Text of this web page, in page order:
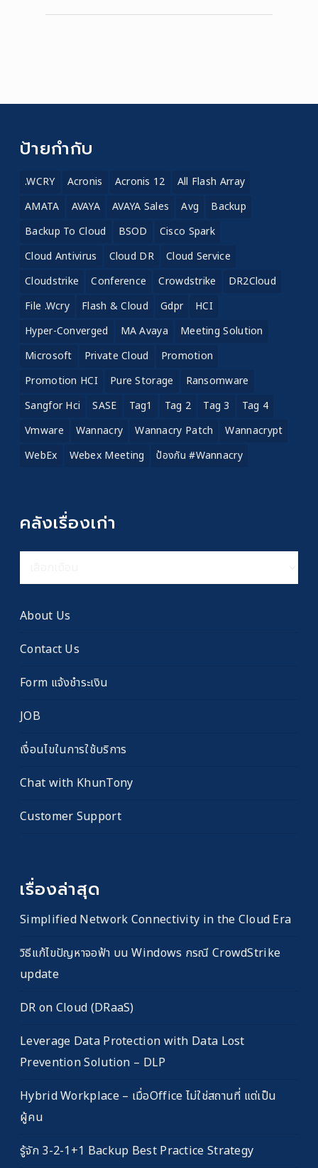
ป้ายกำกับ
.WCRY Acronis Acronis 12
All Flash Array
AMATA
AVAYA AVAYA Sales Avg
Backup
Backup To Cloud
BSOD
Cisco Spark
Cloud Antivirus
Cloud DR
Cloud Service
Cloudstrike
Conference Crowdstrike
DR2Cloud
File .wcry
Flash & Cloud Gdpr
HCI
Hyper-Converged
MA Avaya
Meeting Solution
Microsoft
Private Cloud
Promotion
Promotion HCI
Pure Storage
Ransomware
Sangfor Hci
SASE Tag1 Tag 2 Tag 3
Tag 4
Vmware
Wannacry Wannacry Patch
Wannacrypt
WebEx
Webex Meeting ป้องกัน #wannacry
คลังเรื่องเก่า
เรื่อง
About Us
Contact Us
Form แจ้งชำระเงิน
JOB
เงื่อนไขในการใช้บริการ
Chat with KhunTony
Customer Support
เรื่องล่าสุด
Simplified Network Connectivity in the Cloud Era
วิธีแก้ไขปัญหาจอฟ้า บน Windows กรณี CrowdStrike
update
DR on Cloud (DRaaS)
Leverage Data Protection with Data Lost
Prevention Solution – DLP
Hybrid Workplace – เมื่อOffice ไม่ใช่สถานที่ แต่เป็น
ผู้คน
รู้จัก 3-2-1+1 Backup Best Practice Strategy